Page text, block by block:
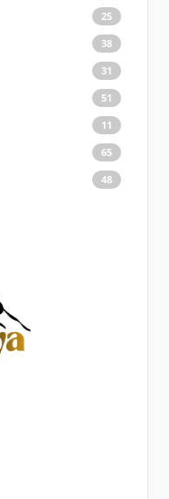
25
38
31
51
11
65
48